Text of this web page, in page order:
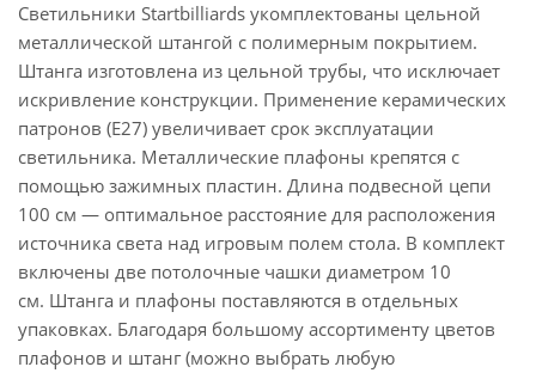
Светильники Startbilliards укомплектованы цельной
металлической штангой с полимерным покрытием.
Штанга изготовлена из цельной трубы, что исключает
искривление конструкции. Применение керамических
патронов (Е27) увеличивает срок эксплуатации
светильника. Металлические плафоны крепятся с
помощью зажимных пластин. Длина подвесной цепи
100 см — оптимальное расстояние для расположения
источника света над игровым полем стола. В комплект
включены две потолочные чашки диаметром 10
см. Штанга и плафоны поставляются в отдельных
упаковках. Благодаря большому ассортименту цветов
плафонов и штанг (можно выбрать любую